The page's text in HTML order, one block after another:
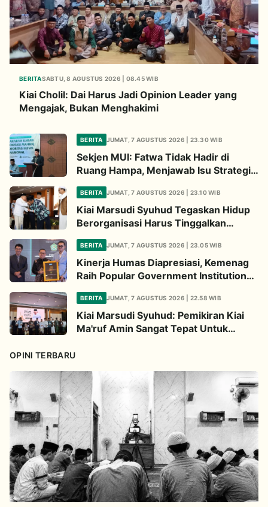
BERITASABTU, 8 AGUSTUS 2026 | 08.45 WIB
Kiai Cholil: Dai Harus Jadi Opinion Leader yang
Mengajak, Bukan Menghakimi
BERITA JUMAT, 7 AGUSTUS 2026 | 23.30 WIB
Sekjen MUI: Fatwa Tidak Hadir di
Ruang Hampa, Menjawab Isu Strategis
Bangsa
BERITA JUMAT, 7 AGUSTUS 2026 | 23.10 WIB
Kiai Marsudi Syuhud Tegaskan Hidup
Berorganisasi Harus Tinggalkan
Legacy Amal Saleh
BERITA JUMAT, 7 AGUSTUS 2026 | 23.05 WIB
Kinerja Humas Diapresiasi, Kemenag
Raih Popular Government Institutions
Award 2026
BERITA JUMAT, 7 AGUSTUS 2026 | 22.58 WIB
Kiai Marsudi Syuhud: Pemikiran Kiai
Ma'ruf Amin Sangat Tepat Untuk
OPINI TERBARU